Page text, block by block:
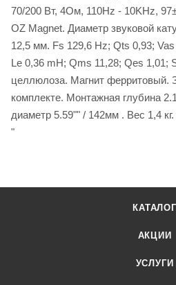
70/200 Вт, 4Ом, 110Hz - 10KHz,
OZ Magnet. Диаметр звуковой
12,5 мм. Fs 129,6 Hz; Qts 0,93;
Le 0,36 mH; Qms 11,28; Qes 1,01;
целлюлоза. Магнит ферритовый.
комплекте. Монтажная глубина
диаметр 5.59"" / 142мм . Вес 1,4 кг.
"
КАТАЛОГ
АКЦИИ
УСЛУГИ